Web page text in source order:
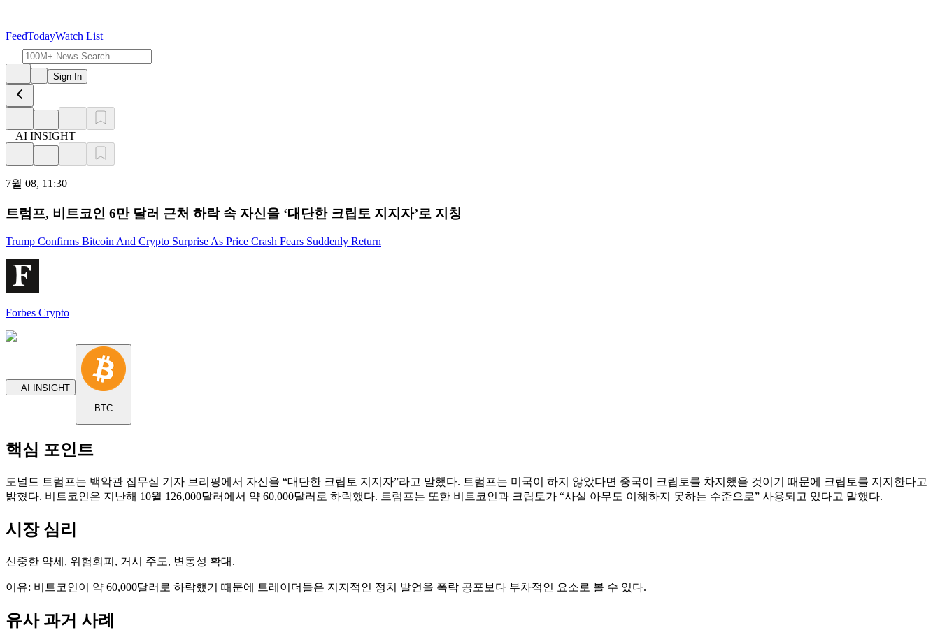
FeedTodayWatch List
Sign In
AI INSIGHT
7월 08, 11:30
트럼프, 비트코인 6만 달러 근처 하락 속 자신을 ‘대단한 크립토 지지자’로 지칭
Trump Confirms Bitcoin And Crypto Surprise As Price Crash Fears Suddenly Return
Forbes Crypto
AI INSIGHT
BTC
핵심 포인트
도널드 트럼프는 백악관 집무실 기자 브리핑에서 자신을 “대단한 크립토 지지자”라고 말했다. 트럼프는 미국이 하지 않았다면 중국이 크립토를 차지했을 것이기 때문에 크립토를 지지한다고
밝혔다. 비트코인은 지난해 10월 126,000달러에서 약 60,000달러로 하락했다. 트럼프는 또한 비트코인과 크립토가 “사실 아무도 이해하지 못하는 수준으로” 사용되고 있다고 말했다.
시장 심리
신중한 약세, 위험회피, 거시 주도, 변동성 확대.
이유: 비트코인이 약 60,000달러로 하락했기 때문에 트레이더들은 지지적인 정치 발언을 폭락 공포보다 부차적인 요소로 볼 수 있다.
유사 과거 사례